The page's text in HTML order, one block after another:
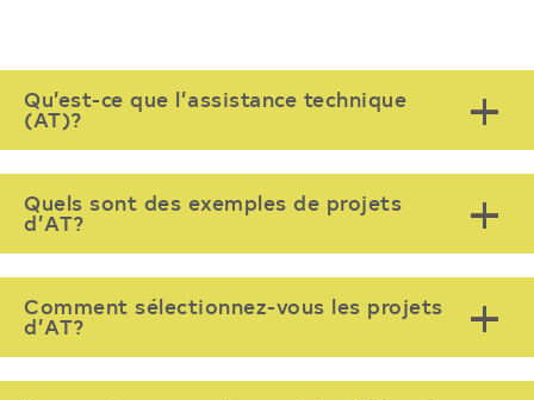
Qu’est-ce que l’assistance technique
(AT)?
Quels sont des exemples de projets
d’AT?
Comment sélectionnez-vous les projets
d’AT?